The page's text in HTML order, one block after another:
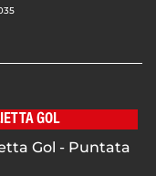
GOL
Gol - Puntata